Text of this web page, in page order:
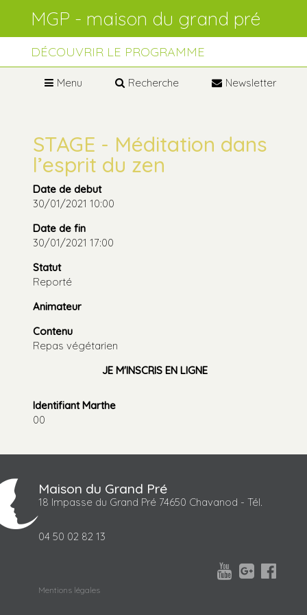
Aller
navigation
personnels
DÉCOUVRIR LE PROGRAMME
Menu Recherche Newsletter
STAGE - Méditation dans
l’esprit du zen
Date de debut
30/01/2021 10:00
Date de fin
30/01/2021 17:00
Statut
Reporté
Animateur
Contenu
Repas végétarien
JE M'INSCRIS EN LIGNE
Identifiant Marthe
00
Maison du Grand Pré
18 Impasse du Grand Pré 74650 Chavanod - Tél.
04 50 02 82 13



Mentions légales